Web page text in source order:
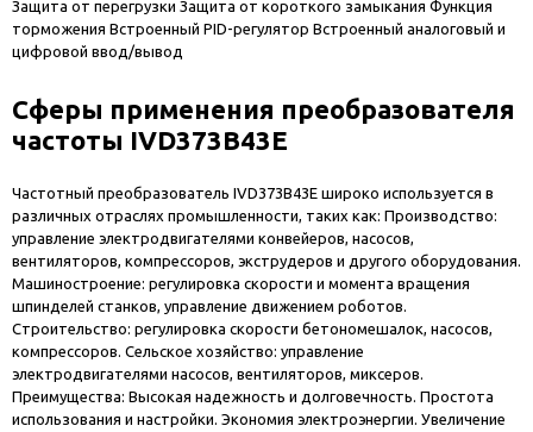
Защита от перегрузки Защита от короткого замыкания Функция
торможения Встроенный PID-регулятор Встроенный аналоговый и
цифровой ввод/вывод
Сферы применения преобразователя
частоты IVD373B43E
Частотный преобразователь IVD373B43E широко используется в
различных отраслях промышленности, таких как: Производство:
управление электродвигателями конвейеров, насосов,
вентиляторов, компрессоров, экструдеров и другого оборудования.
Машиностроение: регулировка скорости и момента вращения
шпинделей станков, управление движением роботов.
Строительство: регулировка скорости бетономешалок, насосов,
компрессоров. Сельское хозяйство: управление
электродвигателями насосов, вентиляторов, миксеров.
Преимущества: Высокая надежность и долговечность. Простота
использования и настройки. Экономия электроэнергии. Увеличение